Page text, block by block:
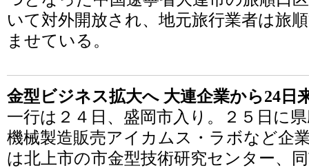
いて対外開放され、地元旅行業者は旅
ませている。
金型ビジネス拡大へ 大連企業から24日
一行は２４日、盛岡市入り。２５日に
機械製造販売アイカムス・ラボなど企
は北上市の市金型技術研究センター、